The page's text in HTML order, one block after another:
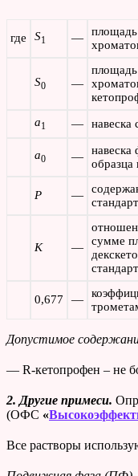
где S1 —
S0 —
а1 — навеска
а0 —
навеска
образца
P —
К —
сумме
0,677 —
Допустимое
— R-кетопрофен – не
2. Другие примеси.
(ОФС «
Все растворы